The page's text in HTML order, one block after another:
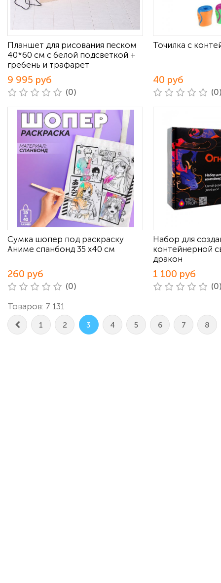
Планшет для рисования песком
40*60 см с белой подсветкой +
гребень и трафарет
9 995 руб
(0)
Точилка с
40 руб
Сумка шопер под раскраску
Аниме спанбонд 35 х40 см
260 руб
(0)
Набор для
контейнерной
дракон
1 100 руб
Товаров: 7 131
1 2 3 4 5 6 7 8